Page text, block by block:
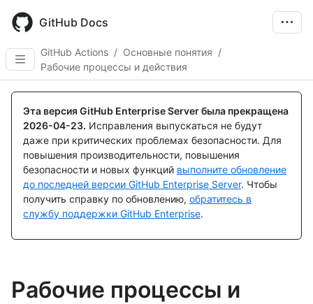
main
content
GitHub Docs
GitHub Actions / Основные понятия /
Рабочие процессы и действия
Эта версия GitHub Enterprise Server была прекращена
2026-04-23. Исправления выпускаться не будут
даже при критических проблемах безопасности. Для
повышения производительности, повышения
безопасности и новых функций выполните обновление
до последней версии GitHub Enterprise Server. Чтобы
получить справку по обновлению, обратитесь в
службу поддержки GitHub Enterprise.
Рабочие процессы и